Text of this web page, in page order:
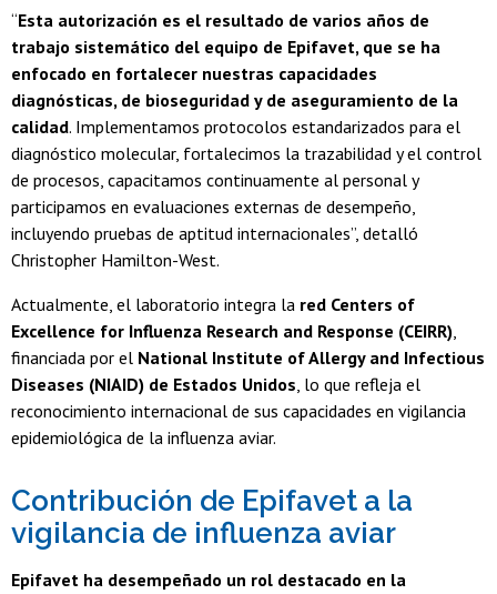
“Esta autorización es el resultado de varios años de
trabajo sistemático del equipo de Epifavet, que se ha
enfocado en fortalecer nuestras capacidades
diagnósticas, de bioseguridad y de aseguramiento de la
calidad. Implementamos protocolos estandarizados para el
diagnóstico molecular, fortalecimos la trazabilidad y el control
de procesos, capacitamos continuamente al personal y
participamos en evaluaciones externas de desempeño,
incluyendo pruebas de aptitud internacionales”, detalló
Christopher Hamilton-West.
Actualmente, el laboratorio integra la red Centers of
Excellence for Influenza Research and Response (CEIRR),
financiada por el National Institute of Allergy and Infectious
Diseases (NIAID) de Estados Unidos, lo que refleja el
reconocimiento internacional de sus capacidades en vigilancia
epidemiológica de la influenza aviar.
Contribución de Epifavet a la
vigilancia de influenza aviar
Epifavet ha desempeñado un rol destacado en la